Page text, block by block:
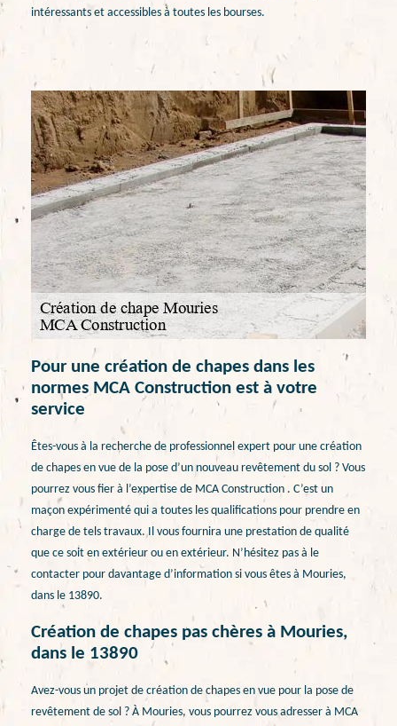
intéressants et accessibles à toutes les bourses.
Pour une création de chapes dans les
normes MCA Construction est à votre
service
Êtes-vous à la recherche de professionnel expert pour une création
de chapes en vue de la pose d’un nouveau revêtement du sol ? Vous
pourrez vous fier à l’expertise de MCA Construction . C’est un
maçon expérimenté qui a toutes les qualifications pour prendre en
charge de tels travaux. Il vous fournira une prestation de qualité
que ce soit en extérieur ou en extérieur. N’hésitez pas à le
contacter pour davantage d’information si vous êtes à Mouries,
dans le 13890.
Création de chapes pas chères à Mouries,
dans le 13890
Avez-vous un projet de création de chapes en vue pour la pose de
revêtement de sol ? À Mouries, vous pourrez vous adresser à MCA